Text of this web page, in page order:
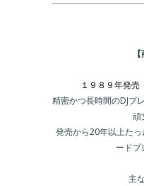
１９８９年発
精密かつ長時間のDJプ
頑
発売から20年以上た
ードプ
主